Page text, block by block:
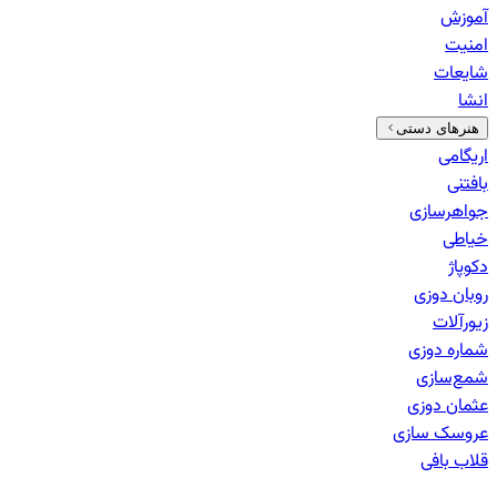
آموزش
امنیت
شایعات
انشا
هنرهای دستی
اریگامی
بافتنی
جواهرسازی
خیاطی
دکوپاژ
روبان دوزی
زیورآلات
شماره دوزی
شمع‌سازی
عثمان دوزی
عروسک سازی
قلاب بافی